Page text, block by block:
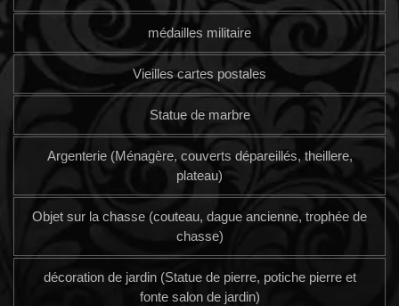
médailles militaire
Vieilles cartes postales
Statue de marbre
Argenterie (Ménagère, couverts dépareillés, theillere,
plateau)
Objet sur la chasse (couteau, dague ancienne, trophée de
chasse)
décoration de jardin (Statue de pierre, potiche pierre et
fonte salon de jardin)